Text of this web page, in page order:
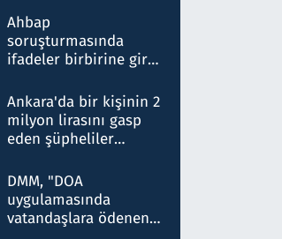
nitelikte olduğunu
belirtti
Ahbap
soruşturmasında
ifadeler birbirine girdi:
ifadelerinden ortaya
çıkan tablo şok etti
Ankara'da bir kişinin 2
milyon lirasını gasp
eden şüpheliler
DMM, "DOA
uygulamasında
vatandaşlara ödenen